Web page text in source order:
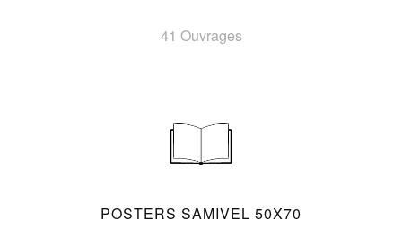
41 Ouvrages
POSTERS SAMIVEL 50X70